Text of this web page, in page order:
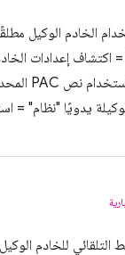
اكتشاف إعدادات
يدويًا "نظام" =